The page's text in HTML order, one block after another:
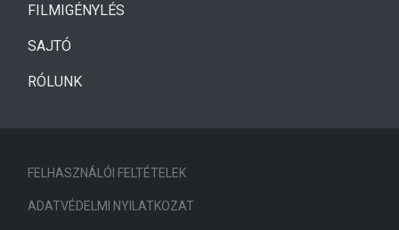
FILMIGÉNYLÉS
SAJTÓ
RÓLUNK
FELHASZNÁLÓI FELTÉTELEK
ADATVÉDELMI NYILATKOZAT